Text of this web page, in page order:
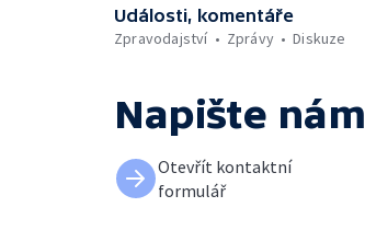
Události, komentáře
Zpravodajství
Zprávy Diskuze
Napište nám
Otevřít kontaktní
formulář